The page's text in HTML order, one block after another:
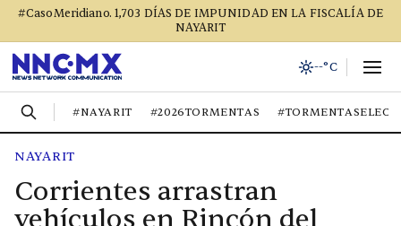
#CasoMeridiano. 1,703 DÍAS DE IMPUNIDAD EN LA FISCALÍA DE
NAYARIT
--°C
#NAYARIT #2026TORMENTAS
NAYARIT
Corrientes arrastran